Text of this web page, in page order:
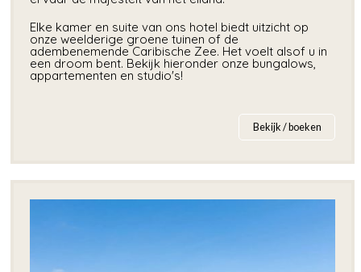
Elke kamer en suite van ons hotel biedt uitzicht op
onze weelderige groene tuinen of de
adembenemende Caribische Zee. Het voelt alsof u in
een droom bent. Bekijk hieronder onze bungalows,
appartementen en studio's!
Bekijk / boeken